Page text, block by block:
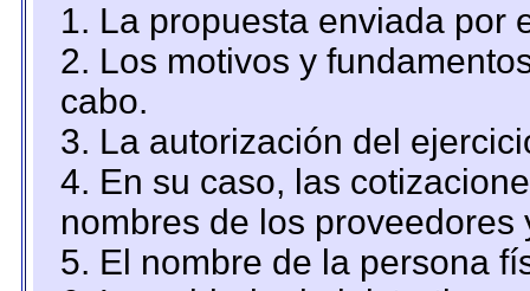
1. La propuesta enviada por
2. Los motivos y
cabo.
3. La autorización del
4. En su caso, las
nombres de los proveedores
5. El nombre de la persona